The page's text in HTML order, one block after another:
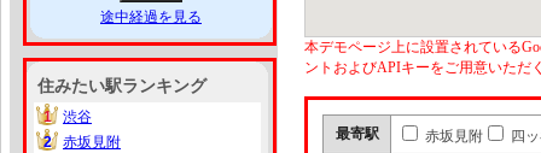
途中経過を見る
住みたい駅ランキング
1
1
渋谷
2
2
赤坂見附
本デモページ上に設置されている
ントおよびAPIキーをご用意いただ
最寄駅 赤坂見附 四